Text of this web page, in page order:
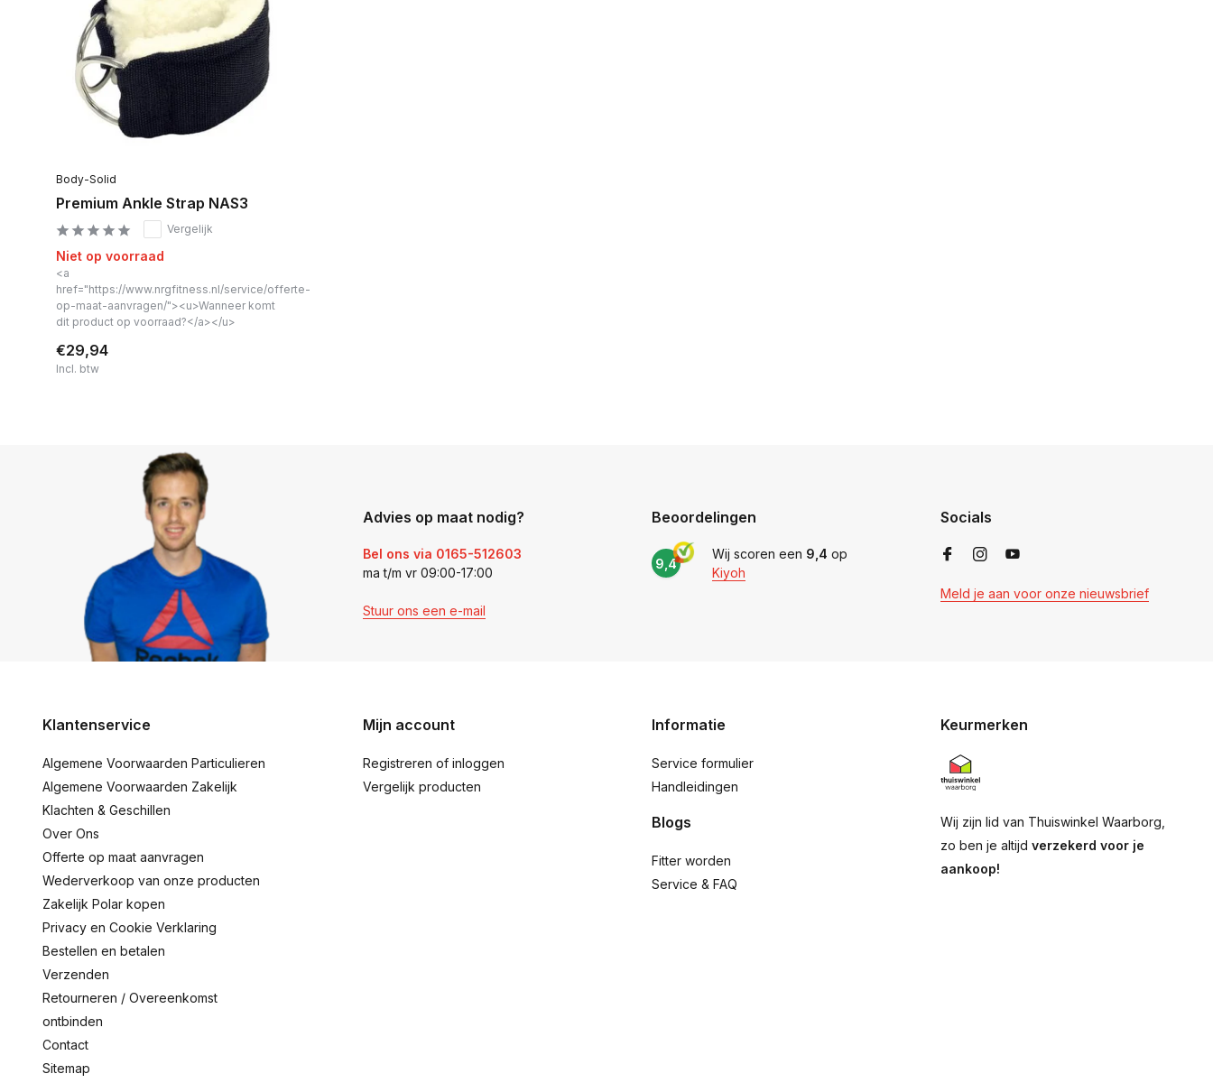
Body-Solid
Premium Ankle Strap NAS3
Vergelijk
Niet op voorraad
<a
href="https://www.nrgfitness.nl/service/offerte-
op-maat-aanvragen/"><u>Wanneer komt
dit product op voorraad?</a></u>
€29,94
Incl. btw
Advies op maat nodig?
Bel ons via 0165-512603
ma t/m vr 09:00-17:00
Stuur ons een e-mail
Beoordelingen
9,4
Wij scoren een 9,4 op
Kiyoh
Socials
Meld je aan voor onze nieuwsbrief
Klantenservice
Algemene Voorwaarden Particulieren
Algemene Voorwaarden Zakelijk
Klachten & Geschillen
Over Ons
Offerte op maat aanvragen
Wederverkoop van onze producten
Zakelijk Polar kopen
Privacy en Cookie Verklaring
Bestellen en betalen
Verzenden
Retourneren / Overeenkomst
ontbinden
Contact
Sitemap
Mijn account
Registreren of inloggen
Vergelijk producten
Informatie
Service formulier
Handleidingen
Blogs
Fitter worden
Service & FAQ
Keurmerken
Wij zijn lid van Thuiswinkel Waarborg,
zo ben je altijd verzekerd voor je
aankoop!